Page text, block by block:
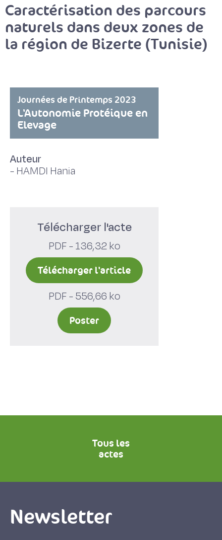
Caractérisation des parcours
naturels dans deux zones de
la région de Bizerte (Tunisie)
Journées de Printemps 2023
L'Autonomie Protéique en
Elevage
Auteur
- HAMDI Hania
Télécharger l'acte
PDF - 136,32 ko
Télécharger l'article
PDF - 556,66 ko
Poster
Tous les
actes
Newsletter